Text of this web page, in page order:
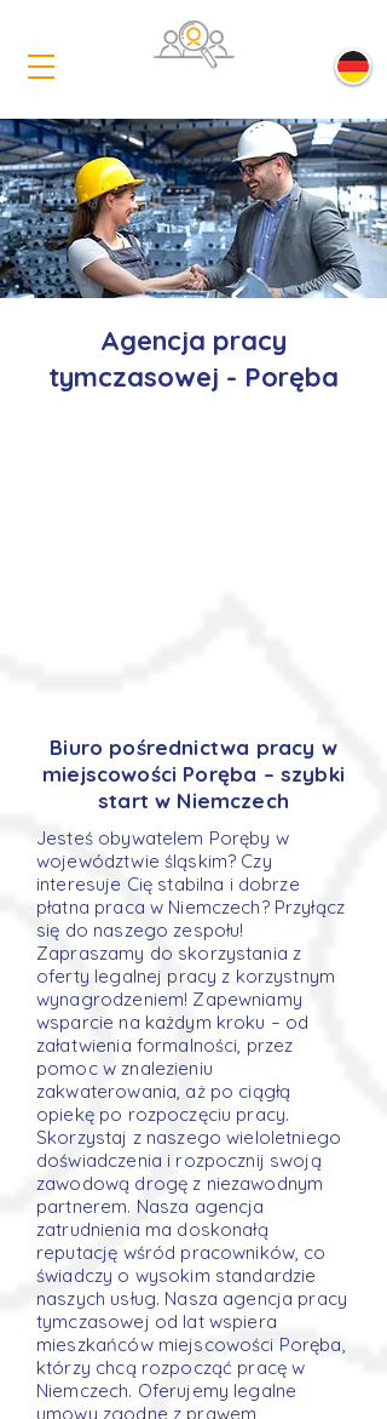
Agencja pracy
tymczasowej - Poręba
Biuro pośrednictwa pracy w
miejscowości Poręba – szybki
start w Niemczech
Jesteś obywatelem Poręby w
województwie śląskim? Czy
interesuje Cię stabilna i dobrze
płatna praca w Niemczech? Przyłącz
się do naszego zespołu!
Zapraszamy do skorzystania z
oferty legalnej pracy z korzystnym
wynagrodzeniem! Zapewniamy
wsparcie na każdym kroku – od
załatwienia formalności, przez
pomoc w znalezieniu
zakwaterowania, aż po ciągłą
opiekę po rozpoczęciu pracy.
Skorzystaj z naszego wieloletniego
doświadczenia i rozpocznij swoją
zawodową drogę z niezawodnym
partnerem. Nasza agencja
zatrudnienia ma doskonałą
reputację wśród pracowników, co
świadczy o wysokim standardzie
naszych usług. Nasza agencja pracy
tymczasowej od lat wspiera
mieszkańców miejscowości Poręba,
którzy chcą rozpocząć pracę w
Niemczech. Oferujemy legalne
umowy zgodne z prawem